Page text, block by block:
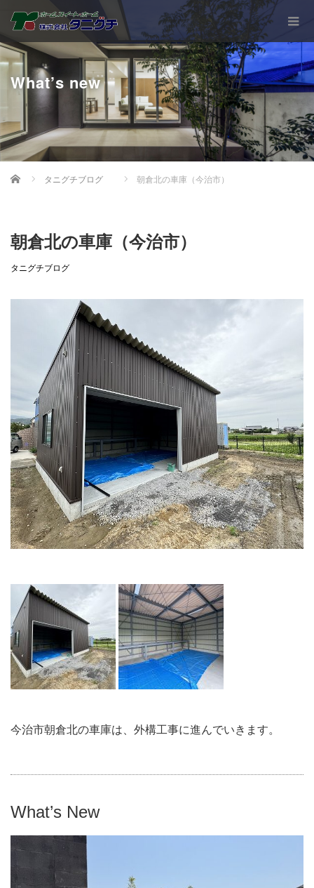
What’s new
Home タニグチブログ 朝倉北の車庫（今治市）
朝倉北の車庫（今治市）
タニグチブログ
今治市朝倉北の車庫は、外構工事に進んでいきます。
What’s New